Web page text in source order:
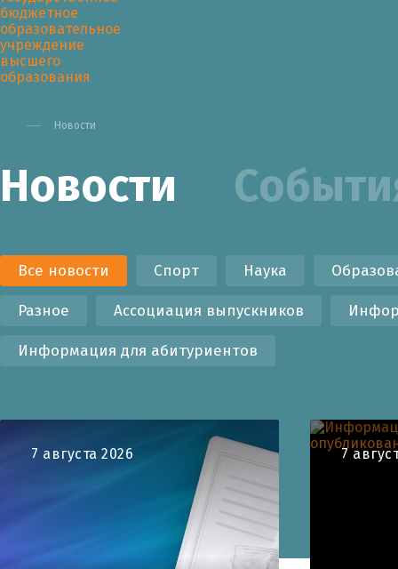
Университет
Новости
Новости
Все новости Спорт Наука
Разное Ассоциация выпускников
Информация для абитуриентов
7 августа 2026 7